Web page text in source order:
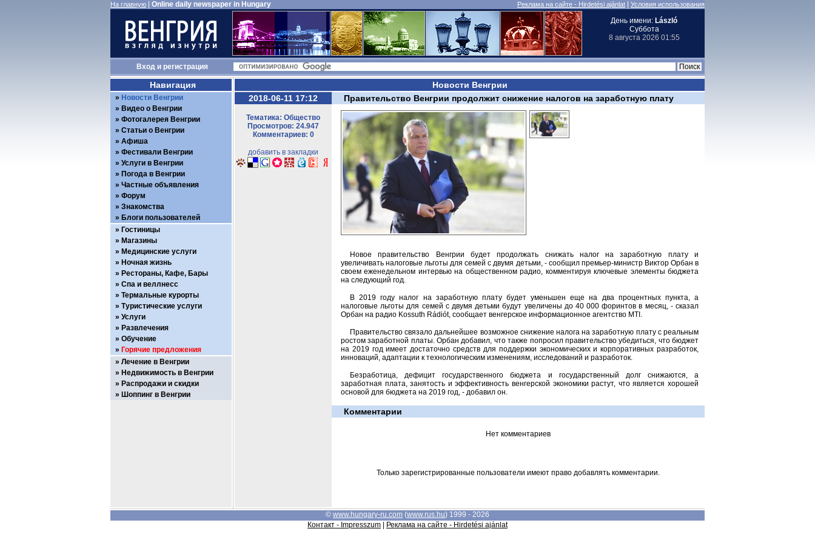
На главную Online daily newspaper in Hungary Реклама на сайте - Hirdetési ajánlat Условия использования
День имени: László
Суббота
8 августа 2026 01:55
Входи регистрация
Новости Венгрии
2018-06-11 17:12
Тематика: Общество
Просмотров: 24.947
Комментариев: 0
добавить в закладки
Правительство Венгрии продолжит снижение налогов на заработную плату
Новое правительство Венгрии будет продолжать снижать налог на заработную плату и
увеличивать налоговые льготы для семей с двумя детьми, - сообщил премьер-министр Виктор Орбан в
своем еженедельном интервью на общественном радио, комментируя ключевые элементы бюджета
на следующий год.
В 2019 году налог на заработную плату будет уменьшен еще на два процентных пункта, а
налоговые льготы для семей с двумя детьми будут увеличены до 40 000 форинтов в месяц, - сказал
Орбан на радио Kossuth Rádiót, сообщает венгерское информационное агентство MTI.
Правительство связало дальнейшее возможное снижение налога на заработную плату с реальным
ростом заработной платы. Орбан добавил, что также попросил правительство убедиться, что бюджет
на 2019 год имеет достаточно средств для поддержки экономических и корпоративных разработок,
инноваций, адаптации к технологическим изменениям, исследований и разработок.
Безработица, дефицит государственного бюджета и государственный долг снижаются, а
заработная плата, занятость и эффективность венгерской экономики растут, что является хорошей
основой для бюджета на 2019 год, - добавил он.
Комментарии
Нет комментариев
Только зарегистрированные пользователи имеют право добавлять комментарии.
Навигация
Новости Венгрии
Видео о Венгрии
Фотогалерея Венгрии
Статьи о Венгрии
Афиша
Фестивали Венгрии
Услуги в Венгрии
Погода в Венгрии
Частные объявления
Форум
Знакомства
Блоги пользователей
Гостиницы
Магазины
Медицинские услуги
Ночная жизнь
Рестораны, Кафе, Бары
Спа и веллнесс
Термальные курорты
Туристические услуги
Услуги
Развлечения
Обучение
Горячие предложения
Лечение в Венгрии
Недвижимость в Венгрии
Распродажи и скидки
Шоппинг в Венгрии
© www.hungary-ru.com (www.rus.hu) 1999 - 2026
Контакт - Impresszum
Реклама на сайте - Hirdetési ajánlat